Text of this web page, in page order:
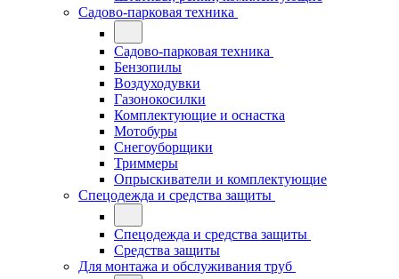
Садово-парковая техника
Садово-парковая техника
Бензопилы
Воздуходувки
Газонокосилки
Комплектующие и оснастка
Мотобуры
Снегоуборщики
Триммеры
Опрыскиватели и комплектующие
Спецодежда и средства защиты
Спецодежда и средства защиты
Средства защиты
Для монтажа и обслуживания труб